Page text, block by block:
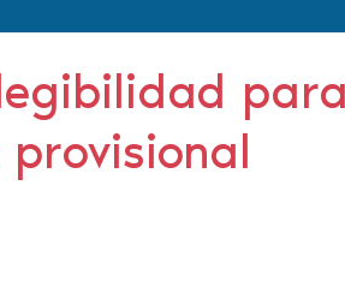
Biswas Inmigración de